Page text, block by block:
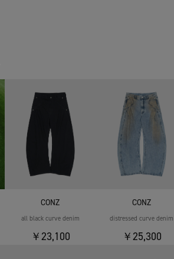
CONZ
all black curve denim
￥23,100
CONZ
distressed curve denim
￥25,300